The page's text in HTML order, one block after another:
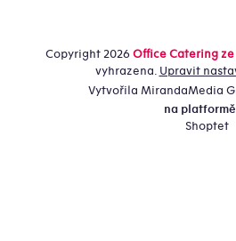
Vytvořila MirandaMedia
na platformě
Shoptet
Copyright 2026Office Catering
vyhrazena. Upravit